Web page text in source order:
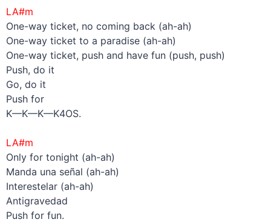
LA#m
One-way ticket, no coming back (ah-ah)
One-way ticket to a paradise (ah-ah)
One-way ticket, push and have fun (push, push)
Push, do it
Go, do it
Push for
K—K—K—K4OS.
LA#m
Only for tonight (ah-ah)
Manda una señal (ah-ah)
Interestelar (ah-ah)
Antigravedad
Push for fun.